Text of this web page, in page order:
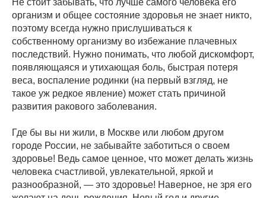
организм и общее состояние здоровья не знает никто,
поэтому всегда нужно прислушиваться к
собственному организму во избежание плачевных
последствий. Нужно понимать, что любой дискомфорт,
появляющаяся и утихающая боль, быстрая потеря
веса, воспаление родинки (на первый взгляд, не
такое уж редкое явление) может стать причиной
развития ракового заболевания.
Где бы вы ни жили, в Москве или любом другом
городе России, не забывайте заботиться о своем
здоровье! Ведь самое ценное, что может делать жизнь
человека счастливой, увлекательной, яркой и
разнообразной, — это здоровье! Наверное, не зря его